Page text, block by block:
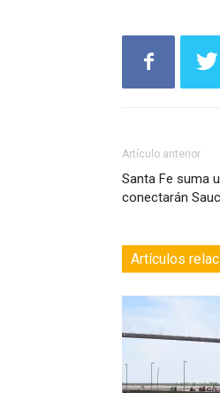
Artículo anterior
Santa Fe suma
conectarán
Artículos